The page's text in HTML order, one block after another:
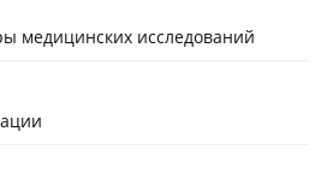
медицинских исследований